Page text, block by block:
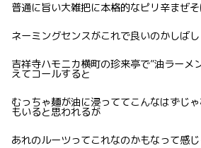
普通に旨い大雑把に本格的なピリ辛まぜ
ネーミングセンスがこれで良いのかしばし
吉祥寺ハモニカ横町の珍来亭で”油ラーメ
えてコールすると
むっちゃ麺が油に浸っててこんなはずじ
もいると思われるが
あれのルーツってこれなのかもなって感